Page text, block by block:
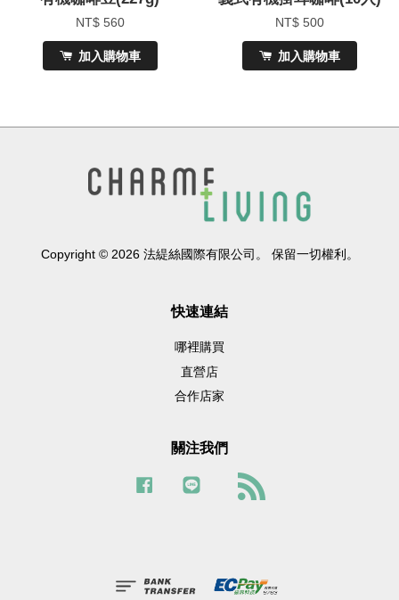
NT$ 560
加入購物車
NT$ 500
加入購物車
Copyright © 2026 法緹絲國際有限公司。 保留一切權利。
快速連結
哪裡購買
直營店
合作店家
關注我們
Facebook